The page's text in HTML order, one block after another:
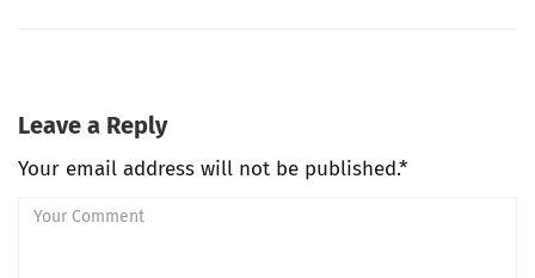
Leave a Reply
Your email address will not be published.*